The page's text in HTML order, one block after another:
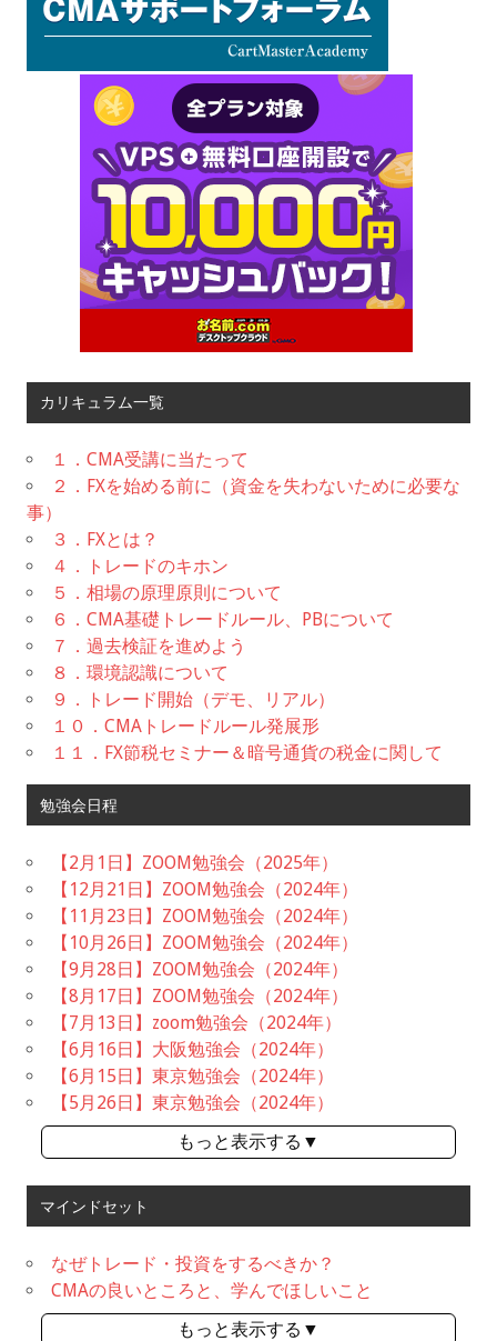
カリキュラム一覧
１．CMA受講に当たって
２．FXを始める前に（資金を失わないために必要な
事）
３．FXとは？
４．トレードのキホン
５．相場の原理原則について
６．CMA基礎トレードルール、PBについて
７．過去検証を進めよう
８．環境認識について
９．トレード開始（デモ、リアル）
１０．CMAトレードルール発展形
１１．FX節税セミナー＆暗号通貨の税金に関して
勉強会日程
【2月1日】ZOOM勉強会（2025年）
【12月21日】ZOOM勉強会（2024年）
【11月23日】ZOOM勉強会（2024年）
【10月26日】ZOOM勉強会（2024年）
【9月28日】ZOOM勉強会（2024年）
【8月17日】ZOOM勉強会（2024年）
【7月13日】zoom勉強会（2024年）
【6月16日】大阪勉強会（2024年）
【6月15日】東京勉強会（2024年）
【5月26日】東京勉強会（2024年）
もっと表示する▼
マインドセット
なぜトレード・投資をするべきか？
CMAの良いところと、学んでほしいこと
もっと表示する▼